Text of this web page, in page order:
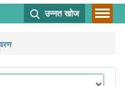
उन्नत खोज